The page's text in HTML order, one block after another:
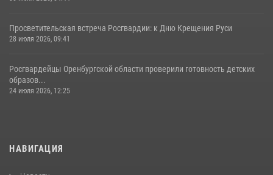
Просветительская встреча Росгвардии: к Дню Крещения Руси
28 июля 2026, 09:41
Росгвардейцы Оренбургской области проверили готовность детских
образов...
24 июля 2026, 12:25
НАВИГАЦИЯ